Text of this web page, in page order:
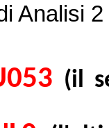
Analisi
(il